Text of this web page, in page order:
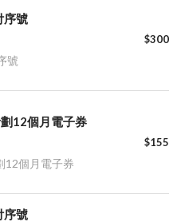
序號
$300
號
12個月電子券
$155
12個月電子券
序號